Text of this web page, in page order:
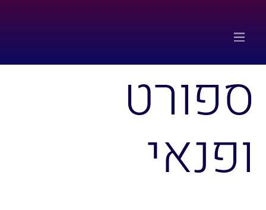
ספורט
ופנאי